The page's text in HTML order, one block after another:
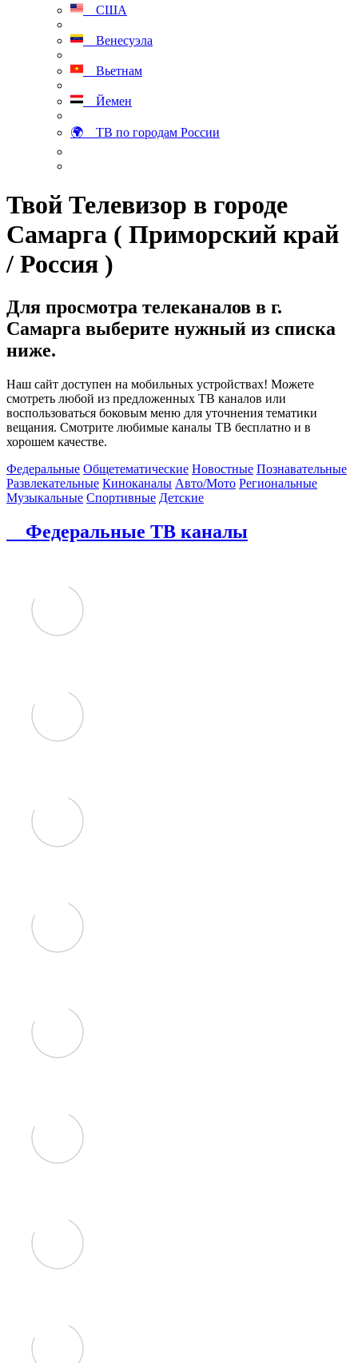
США
Венесуэла
Вьетнам
Йемен
🌍 ТВ по городам России
Твой Телевизор в городе
Самарга ( Приморский край
/ Россия )
Для просмотра телеканалов в г.
Самарга выберите нужный из списка
ниже.
Наш сайт доступен на мобильных устройствах! Можете
смотреть любой из предложенных ТВ каналов или
воспользоваться боковым меню для уточнения тематики
вещания. Смотрите любимые каналы ТВ бесплатно и в
хорошем качестве.
Федеральные Общетематические Новостные Познавательные
Развлекательные Киноканалы Авто/Мото Региональные
Музыкальные Спортивные Детские
Федеральные ТВ каналы